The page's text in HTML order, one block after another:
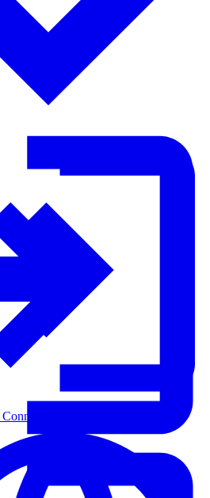
Connexion 2.0